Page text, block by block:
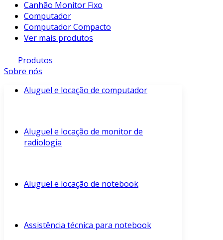
Canhão Monitor Fixo
Computador
Computador Compacto
Ver mais produtos
Produtos
Sobre nós
Aluguel e locação de computador
Aluguel e locação de monitor de
radiologia
Aluguel e locação de notebook
Assistência técnica para notebook